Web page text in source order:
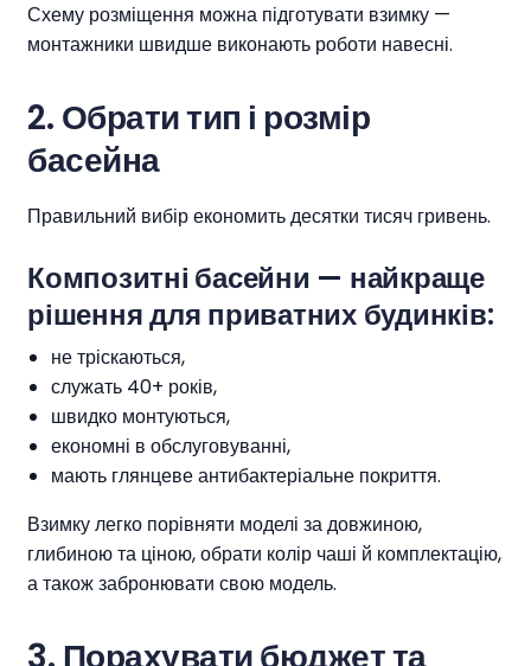
Схему розміщення можна підготувати взимку —
монтажники швидше виконають роботи навесні.
2. Обрати тип і розмір
басейна
Правильний вибір економить десятки тисяч гривень.
Композитні басейни — найкраще
рішення для приватних будинків:
не тріскаються,
служать 40+ років,
швидко монтуються,
економні в обслуговуванні,
мають глянцеве антибактеріальне покриття.
Взимку легко порівняти моделі за довжиною,
глибиною та ціною, обрати колір чаші й комплектацію,
а також забронювати свою модель.